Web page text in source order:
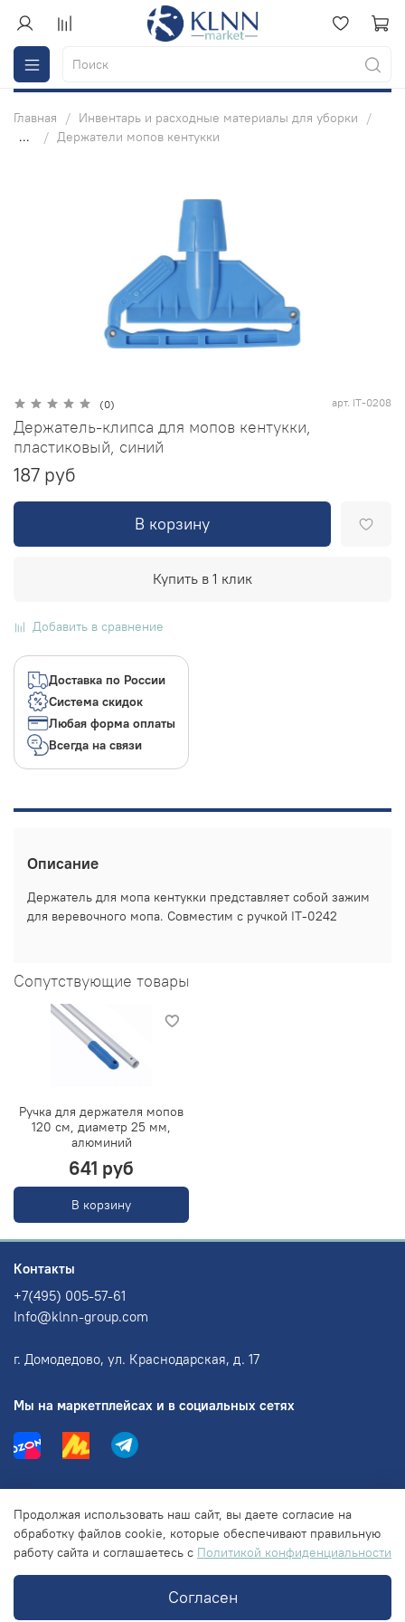
Главная
Инвентарь и расходные материалы для уборки
...
Держатели мопов кентукки
(0) арт. IT-0208
Держатель-клипса для мопов кентукки,
пластиковый, синий
187 руб
В корзину
Купить в 1 клик
Добавить в сравнение
Доставка по России
Система скидок
Любая форма оплаты
Всегда на связи
Описание
Держатель для мопа кентукки представляет собой зажим
для веревочного мопа. Совместим с ручкой IT-0242
Сопутствующие товары
Ручка для держателя мопов
120 см, диаметр 25 мм,
алюминий
641 руб
В корзину
Информация
Правовая информация
Контакты
+7(495) 005-57-61
Info@klnn-group.com
г. Домодедово, ул. Краснодарская, д. 17
Мы на маркетплейсах и в социальных сетях
Продолжая использовать наш сайт, вы даете согласие на
обработку файлов cookie, которые обеспечивают правильную
работу сайта и соглашаетесь с Политикой конфиденциальности
Согласен